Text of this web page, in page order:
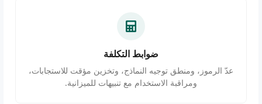
ضوابط التكلفة
عدّ الرموز، ومنطق توجيه النماذج، وتخزين مؤقت للاستجابات،
ومراقبة الاستخدام مع تنبيهات للميزانية.